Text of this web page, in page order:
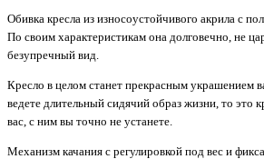
Обивка кресла из износоустойчивого акрила с
По своим характеристикам она долговечно, не
безупречный вид.
Кресло в целом станет прекрасным украшением
ведете длительный сидячий образ жизни, то это
вас, с ним вы точно не устанете.
Механизм качания с регулировкой под вес и